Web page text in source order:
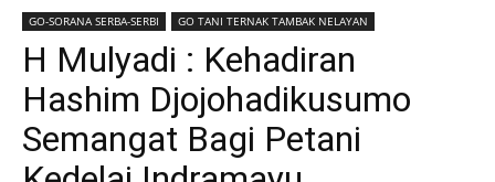
GO-SORANA SERBA-SERBI GO TANI TERNAK TAMBAK NELAYAN
H Mulyadi : Kehadiran
Hashim Djojohadikusumo
Semangat Bagi Petani